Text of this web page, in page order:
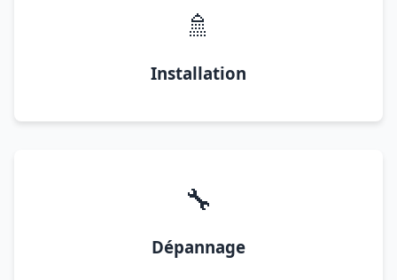
🚿
Installation
🔧
Dépannage